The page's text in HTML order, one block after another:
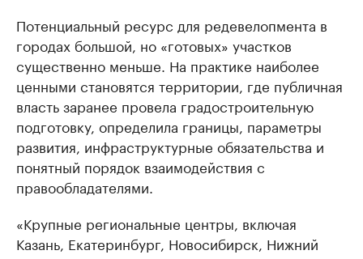
Потенциальный ресурс для редевелопмента в
городах большой, но «готовых» участков
существенно меньше. На практике наиболее
ценными становятся территории, где публичная
власть заранее провела градостроительную
подготовку, определила границы, параметры
развития, инфраструктурные обязательства и
понятный порядок взаимодействия с
правообладателями.
«Крупные региональные центры, включая
Казань, Екатеринбург, Новосибирск, Нижний